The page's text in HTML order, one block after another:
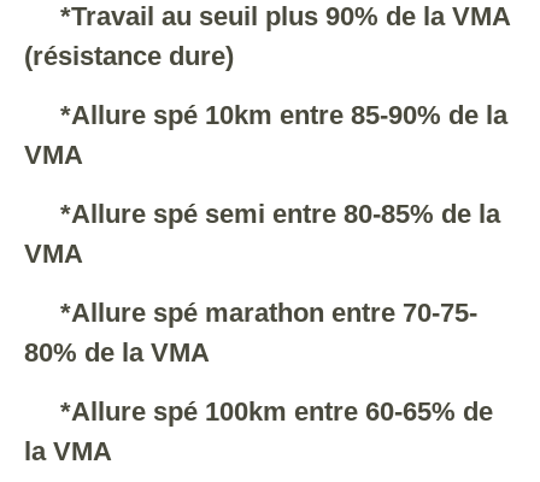
*Travail au seuil plus 90% de la VMA
(résistance dure)
*Allure spé 10km entre 85-90% de la
VMA
*Allure spé semi entre 80-85% de la
VMA
*Allure spé marathon entre 70-75-
80% de la VMA
*Allure spé 100km entre 60-65% de
la VMA